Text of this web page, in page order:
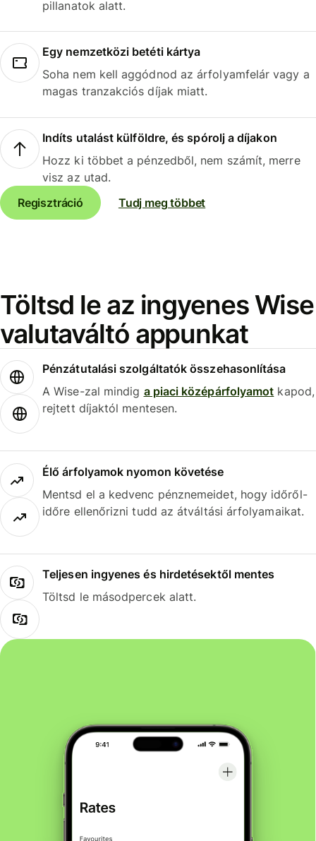
pillanatok alatt.
Egy nemzetközi betéti kártya
Soha nem kell aggódnod az árfolyamfelár vagy a
magas tranzakciós díjak miatt.
Indíts utalást külföldre, és spórolj a díjakon
Hozz ki többet a pénzedből, nem számít, merre
visz az utad.
Regisztráció
Tudj meg többet
Töltsd le az ingyenes Wise
valutaváltó appunkat
Pénzátutalási szolgáltatók összehasonlítása
A Wise-zal mindig a piaci középárfolyamot kapod,
rejtett díjaktól mentesen.
Élő árfolyamok nyomon követése
Mentsd el a kedvenc pénznemeidet, hogy időről-
időre ellenőrizni tudd az átváltási árfolyamaikat.
Teljesen ingyenes és hirdetésektől mentes
Töltsd le másodpercek alatt.